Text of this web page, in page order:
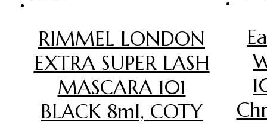
RIMMEL LONDON
EXTRA SUPER LASH
MASCARA 101
BLACK 8ml, COTY